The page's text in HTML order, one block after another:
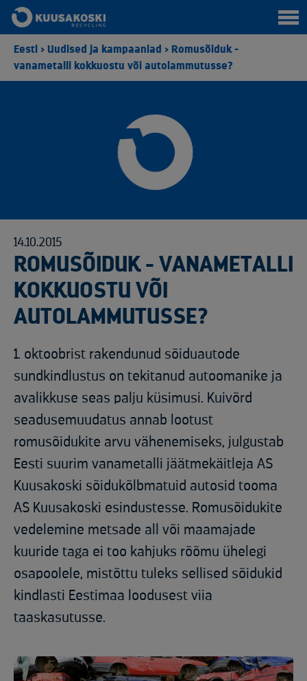
Eesti > Uudised ja kampaaniad > Romusõiduk -
vanametalli kokkuostu või autolammutusse?
14.10.2015
ROMUSÕIDUK - VANAMETALLI
KOKKUOSTU VÕI
AUTOLAMMUTUSSE?
1. oktoobrist rakendunud sõiduautode
sundkindlustus on tekitanud autoomanike ja
avalikkuse seas palju küsimusi. Kuivõrd
seadusemuudatus annab lootust
romusõidukite arvu vähenemiseks, julgustab
Eesti suurim vanametalli jäätmekäitleja AS
Kuusakoski sõidukõlbmatuid autosid tooma
AS Kuusakoski esindustesse. Romusõidukite
vedelemine metsade all või maamajade
kuuride taga ei too kahjuks rõõmu ühelegi
osapoolele, mistõttu tuleks sellised sõidukid
kindlasti Eestimaa loodusest viia
taaskasutusse.